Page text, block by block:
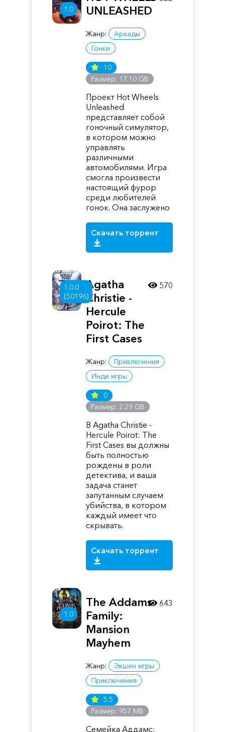
1.0
UNLEASHED
Жанр:
Аркады
Гонки
10
Размер: 17.10 GB
Проект Hot Wheels
Unleashed
представляет собой
гоночный симулятор,
в котором можно
управлять
различными
автомобилями. Игра
смогла произвести
настоящий фурор
среди любителей
гонок. Она заслужено
Скачать торрент
1.0.0
(50196)
Agatha
Christie -
Hercule
Poirot: The
First Cases
Жанр:
Приключения
Инди игры
0
Размер: 2.29 GB
В Agatha Christie -
Hercule Poirot: The
First Cases вы должны
быть полностью
рождены в роли
детектива, и ваша
задача станет
запутанным случаем
убийства, в котором
каждый имеет что
скрывать.
Скачать торрент
570
1.0
The Addams
Family:
Mansion
Mayhem
Жанр:
Экшен игры
Приключения
5.5
Размер: 957 MB
Семейка Аддамс:
643